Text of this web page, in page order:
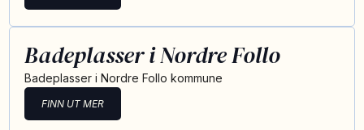
Badeplasser i Nordre Follo
Badeplasser i Nordre Follo kommune
FINN UT MER